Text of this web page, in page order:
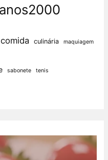
anos2000
comida culinária maquiagem
sabonete tenis